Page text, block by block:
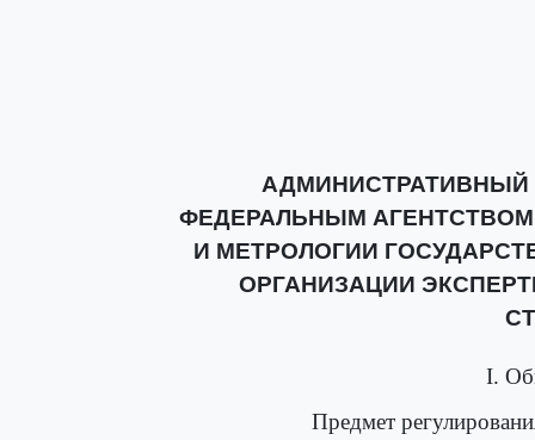
АДМИНИСТРАТИВНЫЙ
ФЕДЕРАЛЬНЫМ
И МЕТРОЛОГИИ
ОРГАНИЗАЦИИ
I.
Предмет